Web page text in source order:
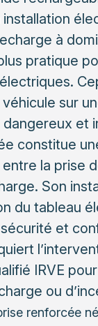
à
pratique
sur
dangereux et
constitue
la prise
Son
du tableau
et
IRVE
ou
renforcée
du
et circuit dédié :
du repiquage
câble :
électricien
et
et attestation
pour
prise renforcée
retour sur